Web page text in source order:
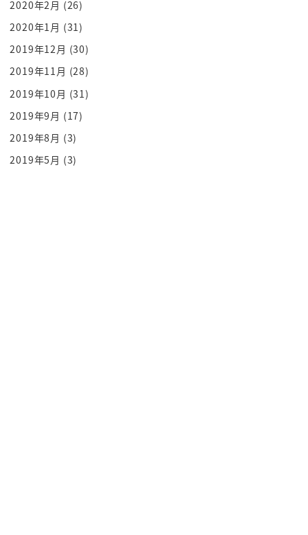
という国は多いんですよ
なので大問題ですよね共産主義というのは
そもそも宗教を否定する政治のあり方
いるというあり方なので水と油というのは
ご理解いただき方方と思いますねそうなん
ですよだから共産主義とですねイスラム巨
蜂蜂争うようになったのです共産主義政党
がアフガニスタンの国内でクーデタ起こし
2020年2月 (26)
2020年1月 (31)
2019年12月 (30)
2019年11月 (28)
2019年10月 (31)
2019年9月 (17)
2019年8月 (3)
2019年5月 (3)